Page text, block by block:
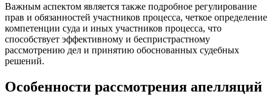
Важным аспектом является также подробное регулирование
прав и обязанностей участников процесса, четкое определение
компетенции суда и иных участников процесса, что
способствует эффективному и беспристрастному
рассмотрению дел и принятию обоснованных судебных
решений.
Особенности рассмотрения апелляций